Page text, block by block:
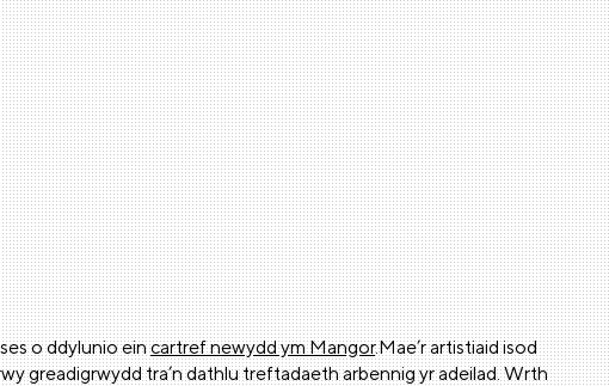
o ddylunio eincartref newydd ym Mangor.Mae’r artistiaid isod
greadigrwydd tra’n dathlu treftadaeth arbennig yr adeilad. Wrth